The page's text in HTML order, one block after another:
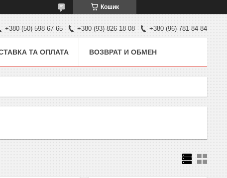
Кошик
+380 (50) 598-67-65 +380 (93) 826-18-08 +380 (96) 781-84-84
ТА ОПЛАТА ВОЗВРАТ И ОБМЕН